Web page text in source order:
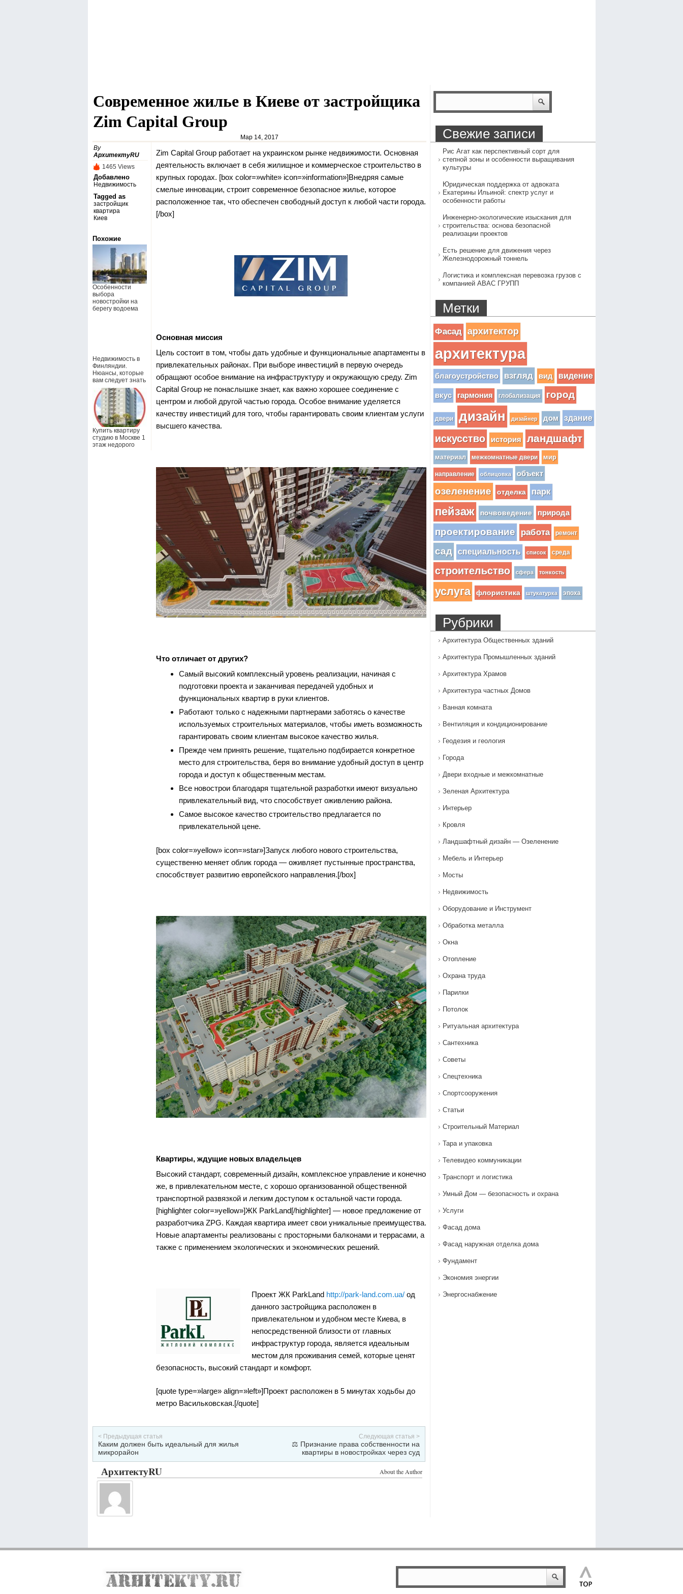
Современное жилье в Киеве от застройщика
Zim Capital Group
Мар 14, 2017
By
АрхитектуRU
1465 Views
Добавлено
Недвижимость
Tagged as
застройщик
квартира
Киев
Похожие
Особенности
выбора
новостройки на
берегу водоема
Недвижимость в
Финляндии.
Нюансы, которые
вам следует знать
Купить квартиру
студию в Москве 1
этаж недорого
Zim Capital Group работает на украинском рынке недвижимости. Основная
деятельность включает в себя жилищное и коммерческое строительство в
крупных городах. [box color=»white» icon=»information»]Внедряя самые
смелые инновации, строит современное безопасное жилье, которое
расположенное так, что обеспечен свободный доступ к любой части города.
[/box]
Основная миссия
Цель состоит в том, чтобы дать удобные и функциональные апартаменты в
привлекательных районах. При выборе инвестиций в первую очередь
обращают особое внимание на инфраструктуру и окружающую среду. Zim
Capital Group не понаслышке знает, как важно хорошее соединение с
центром и любой другой частью города. Особое внимание уделяется
качеству инвестиций для того, чтобы гарантировать своим клиентам услуги
высшего качества.
Что отличает от других?
Самый высокий комплексный уровень реализации, начиная с
подготовки проекта и заканчивая передачей удобных и
функциональных квартир в руки клиентов.
Работают только с надежными партнерами заботясь о качестве
используемых строительных материалов, чтобы иметь возможность
гарантировать своим клиентам высокое качество жилья.
Прежде чем принять решение, тщательно подбирается конкретное
место для строительства, беря во внимание удобный доступ в центр
города и доступ к общественным местам.
Все новострои благодаря тщательной разработки имеют визуально
привлекательный вид, что способствует оживлению района.
Самое высокое качество строительство предлагается по
привлекательной цене.
[box color=»yellow» icon=»star»]Запуск любого нового строительства,
существенно меняет облик города — оживляет пустынные пространства,
способствует развитию европейского направления.[/box]
Квартиры, ждущие новых владельцев
Высокий стандарт, современный дизайн, комплексное управление и конечно
же, в привлекательном месте, с хорошо организованной общественной
транспортной развязкой и легким доступом к остальной части города.
[highlighter color=»yellow»]ЖК ParkLand[/highlighter] — новое предложение от
разработчика ZPG. Каждая квартира имеет свои уникальные преимущества.
Новые апартаменты реализованы с просторными балконами и террасами, а
также с применением экологических и экономических решений.
Проект ЖК ParkLand http://park-land.com.ua/ од
данного застройщика расположен в
привлекательном и удобном месте Киева, в
непосредственной близости от главных
инфраструктур города, является идеальным
местом для проживания семей, которые ценят
безопасность, высокий стандарт и комфорт.
[quote type=»large» align=»left»]Проект расположен в 5 минутах ходьбы до
метро Васильковская.[/quote]
< Предыдущая статья
Каким должен быть идеальный для жилья
микрорайон
Следующая статья >
⚖️ Признание права собственности на
квартиры в новостройках через суд
About the Author
АрхитектуRU
Свежие записи
Рис Агат как перспективный сорт для
степной зоны и особенности выращивания
культуры
Юридическая поддержка от адвоката
Екатерины Ильиной: спектр услуг и
особенности работы
Инженерно-экологические изыскания для
строительства: основа безопасной
реализации проектов
Есть решение для движения через
Железнодорожный тоннель
Логистика и комплексная перевозка грузов с
компанией АВАС ГРУПП
Метки
Фасад архитектор
архитектура
благоустройство взгляд вид видение
вкус гармония глобализация город
двери дизайн дизайнер дом здание
искусство история ландшафт
материал межкомнатные двери мир
направление облицовка объект
озеленение отделка парк
пейзаж почвоведение природа
проектирование работа ремонт
сад специальность список среда
строительство сфера тонкость
услуга флористика штукатурка эпоха
Рубрики
Архитектура Общественных зданий
Архитектура Промышленных зданий
Архитектура Храмов
Архитектура частных Домов
Ванная комната
Вентиляция и кондиционирование
Геодезия и геология
Города
Двери входные и межкомнатные
Зеленая Архитектура
Интерьер
Кровля
Ландшафтный дизайн — Озеленение‎
Мебель и Интерьер
Мосты
Недвижимость
Оборудование и Инструмент
Обработка металла
Окна
Отопление
Охрана труда
Парилки
Потолок
Ритуальная архитектура
Сантехника
Советы
Спецтехника
Спортсооружения
Статьи
Строительный Материал
Тара и упаковка
Телевидео коммуникации
Транспорт и логистика
Умный Дом — безопасность и охрана
Услуги
Фасад дома
Фасад наружная отделка дома
Фундамент
Экономия энергии
Энергоснабжение